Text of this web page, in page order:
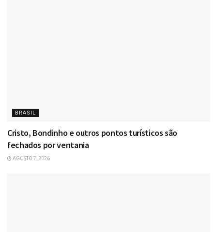
BRASIL
Cristo, Bondinho e outros pontos turísticos são
fechados por ventania
AGOSTO 7, 2026